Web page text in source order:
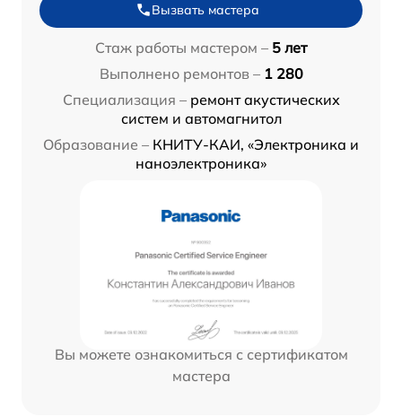
Вызвать мастера
Стаж работы мастером – 5 лет
Выполнено ремонтов – 1 280
Специализация – ремонт акустических
систем и автомагнитол
Образование – КНИТУ-КАИ, «Электроника и
наноэлектроника»
Вы можете ознакомиться с сертификатом
мастера